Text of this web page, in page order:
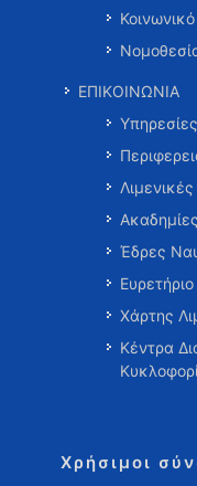
ΕΠΙΚΟΙΝΩΝΙΑ
Έδρες
Χάρτης
Κέντρα
Χρήσιμοι